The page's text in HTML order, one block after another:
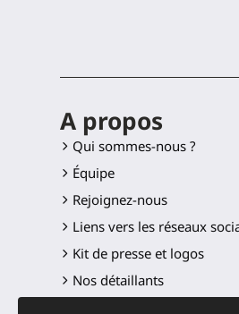
A propos
Qui sommes-nous ?
Équipe
Rejoignez-nous
Liens vers les réseaux
Kit de presse et logos
Nos détaillants